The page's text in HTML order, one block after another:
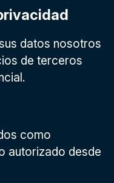
datos nosotros
de terceros
como
autorizado desde